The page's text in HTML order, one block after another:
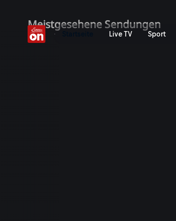
Live TV Sport
ServusTV On:
Meistgesehene Sendungen